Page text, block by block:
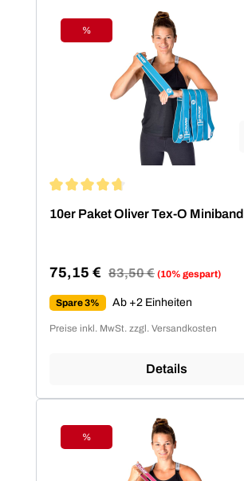
Rabatt
%
10er Paket Oliver Tex-O Miniband
Verkaufspreis:
75,15 € Regulärer Preis:
83,50 € (10% gespart)
Spare 3% Ab +2 Einheiten
Preise inkl. MwSt. zzgl. Versandkosten
Details
Rabatt
%